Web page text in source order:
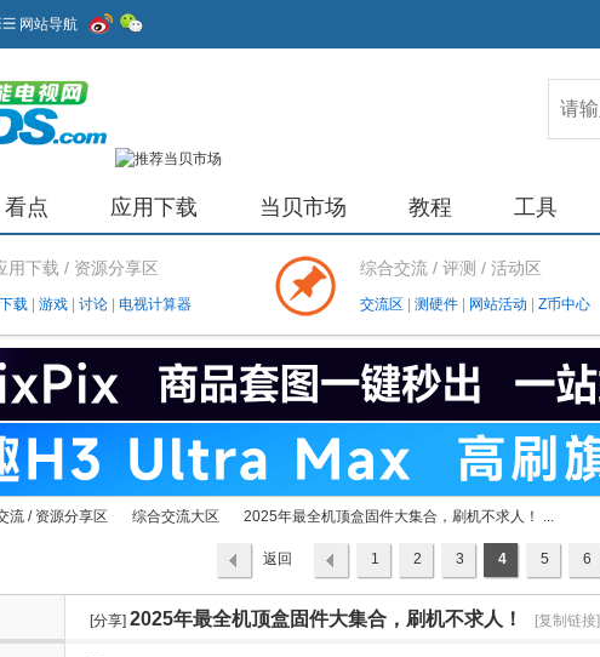
网站导航
看点 应用下载 当贝市场 教程 工具
用下载 / 资源分享区
载 游戏 讨论 电视计算器
综合交流 / 评测 / 活动区
交流区 测硬件 网站活动 Z币中心
流 / 资源分享区
›
综合交流大区
›
2025年最全机顶盒固件大集合，刷机不求人！ ...
1 2 3 4 5 6
返回
列表
[分享] 2025年最全机顶盒固件大集合，刷机不求人！ [复制链接]